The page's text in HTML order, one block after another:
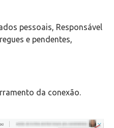
pessoais, Responsável
e pendentes,
da conexão.